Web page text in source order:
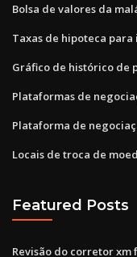
Bolsa de valores da
Taxas de hipoteca
Gráfico de histórico de
Plataformas de
Plataforma de
Locais de troca de
Featured Posts
Revisão do corretor xm